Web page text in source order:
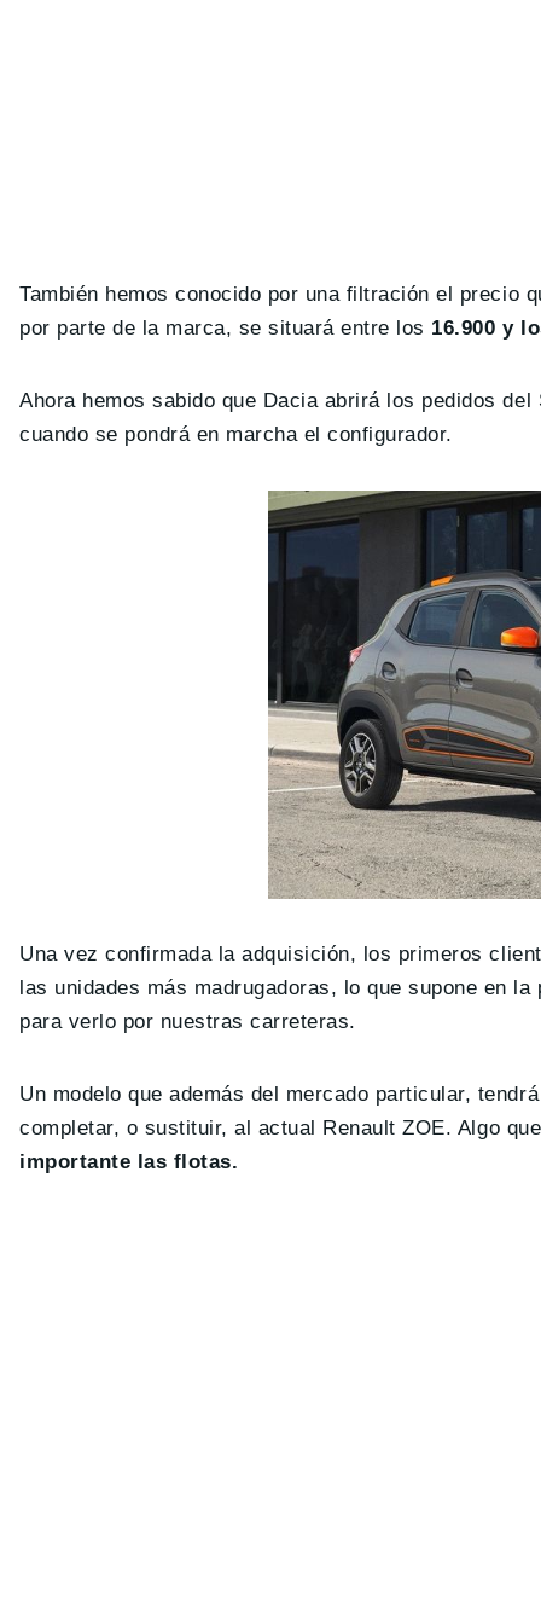
También hemos conocido por una filtración el precio
por parte de la marca, se situará entre los 16.900 y
Ahora hemos sabido que Dacia abrirá los pedidos
cuando se pondrá en marcha el configurador.
Una vez confirmada la adquisición, los primeros
las unidades más madrugadoras, lo que supone en
para verlo por nuestras carreteras.
Un modelo que además del mercado particular,
completar, o sustituir, al actual Renault ZOE. Algo
importante las flotas.